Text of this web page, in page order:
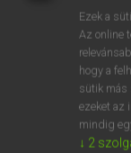
soul music
soul-searching
soul-stirring
soundable
Ezek a
Az online
hogy a
sütik más
ezeket az
mindig
↓ 2